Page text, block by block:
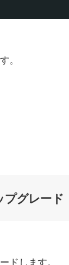
。
プグレード
ドします。